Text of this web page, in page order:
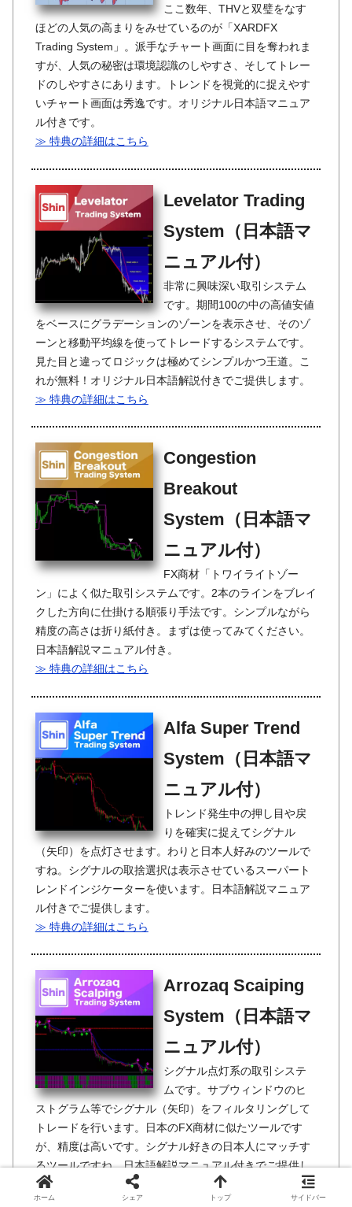
ここ数年、THVと双璧をなす
ほどの人気の高まりをみせているのが「XARDFX
Trading System」。派手なチャート画面に目を奪われま
すが、人気の秘密は環境認識のしやすさ、そしてトレー
ドのしやすさにあります。トレンドを視覚的に捉えやす
いチャート画面は秀逸です。オリジナル日本語マニュア
ル付きです。
≫ 特典の詳細はこちら
Levelator Trading
System（日本語マ
ニュアル付）
非常に興味深い取引システム
です。期間100の中の高値安値
をベースにグラデーションのゾーンを表示させ、そのゾ
ーンと移動平均線を使ってトレードするシステムです。
見た目と違ってロジックは極めてシンプルかつ王道。こ
れが無料！オリジナル日本語解説付きでご提供します。
≫ 特典の詳細はこちら
Congestion
Breakout
System（日本語マ
ニュアル付）
FX商材「トワイライトゾー
ン」によく似た取引システムです。2本のラインをブレイ
クした方向に仕掛ける順張り手法です。シンプルながら
精度の高さは折り紙付き。まずは使ってみてください。
日本語解説マニュアル付き。
≫ 特典の詳細はこちら
Alfa Super Trend
System（日本語マ
ニュアル付）
トレンド発生中の押し目や戻
りを確実に捉えてシグナル
（矢印）を点灯させます。わりと日本人好みのツールで
すね。シグナルの取捨選択は表示させているスーパート
レンドインジケーターを使います。日本語解説マニュア
ル付きでご提供します。
≫ 特典の詳細はこちら
Arrozaq Scaiping
System（日本語マ
ニュアル付）
シグナル点灯系の取引システ
ムです。サブウィンドウのヒ
ストグラム等でシグナル（矢印）をフィルタリングして
トレードを行います。日本のFX商材に似たツールです
が、精度は高いです。シグナル好きの日本人にマッチす
るツールですね。日本語解説マニュアル付きでご提供し
ます。
≫ 特典の詳細はこちら
ホーム シェア トップ サイドバー